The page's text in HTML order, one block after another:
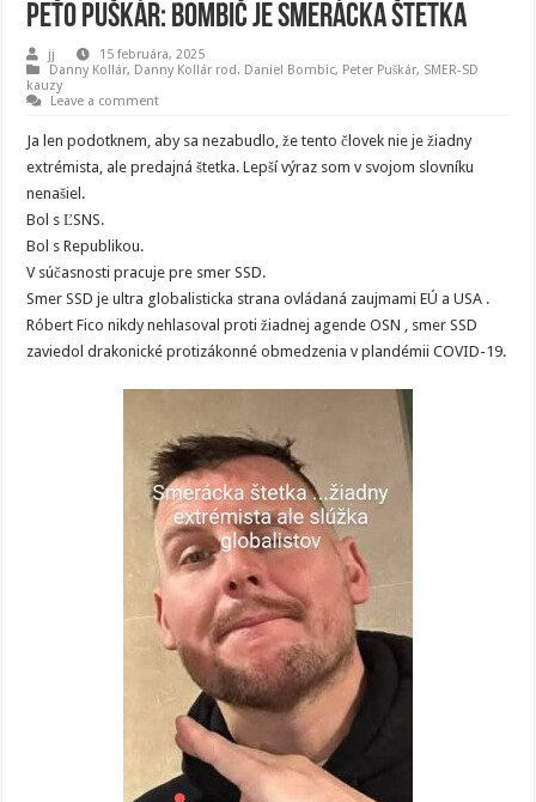
Peťo Puškár: Bombič je smerácka štetka
jj
15 februára, 2025
Danny Kollár, Danny Kollár rod. Daniel Bombic, Peter Puškár, SMER-SD
kauzy
Leave a comment
Ja len podotknem, aby sa nezabudlo, že tento človek nie je žiadny
extrémista, ale predajná štetka. Lepší výraz som v svojom slovníku
nenašiel.
Bol s ĽSNS.
Bol s Republikou.
V súčasnosti pracuje pre smer SSD.
Smer SSD je ultra globalisticka strana ovládaná zaujmami EÚ a USA .
Róbert Fico nikdy nehlasoval proti žiadnej agende OSN , smer SSD
zaviedol drakonické protizákonné obmedzenia v plandémii COVID-19.